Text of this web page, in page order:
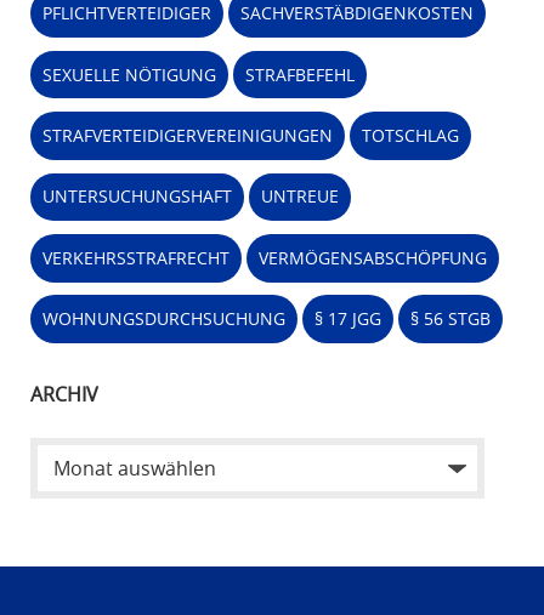
PFLICHTVERTEIDIGER SACHVERSTÄBDIGENKOSTEN
SEXUELLE NÖTIGUNG STRAFBEFEHL
STRAFVERTEIDIGERVEREINIGUNGEN TOTSCHLAG
UNTERSUCHUNGSHAFT UNTREUE
VERKEHRSSTRAFRECHT VERMÖGENSABSCHÖPFUNG
WOHNUNGSDURCHSUCHUNG § 17 JGG § 56 STGB
ARCHIV